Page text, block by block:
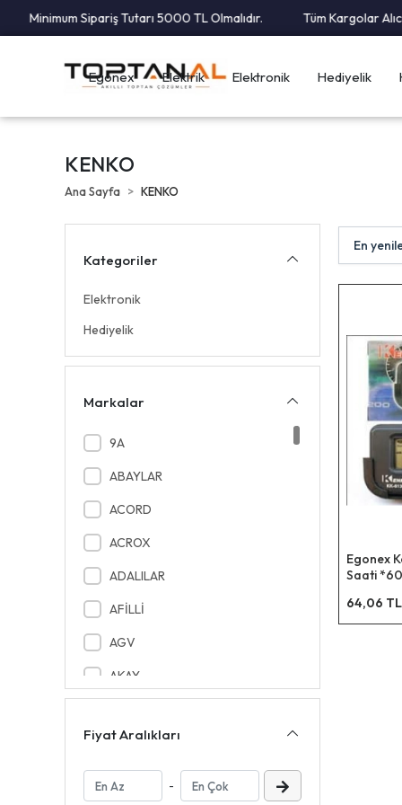
Minimum Sipariş Tutarı 5000 TL Olmalıdır. Tüm Kargolar Alıcı
Egonex Elektrik Elektronik Hediyelik
KENKO
Ana Sayfa KENKO
Kategoriler
Elektronik
Hediyelik
Markalar
9A
ABAYLAR
ACORD
ACROX
ADALILAR
AFİLLİ
AGV
AKAY
AKEL TEKSTİL
AKFİX
Fiyat Aralıkları
-
Egonex
Saati
64,06